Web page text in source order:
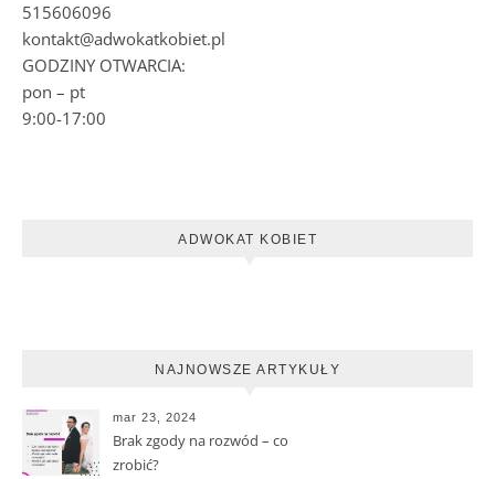
515606096
kontakt@adwokatkobiet.pl
GODZINY OTWARCIA:
pon – pt
9:00-17:00
ADWOKAT KOBIET
NAJNOWSZE ARTYKUŁY
mar 23, 2024
Brak zgody na rozwód – co
zrobić?